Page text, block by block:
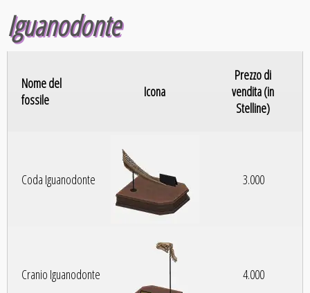
Iguanodonte
Nome del
fossile
Icona
Prezzo di
vendita (in
Stelline)
Coda Iguanodonte 3.000
Cranio Iguanodonte 4.000